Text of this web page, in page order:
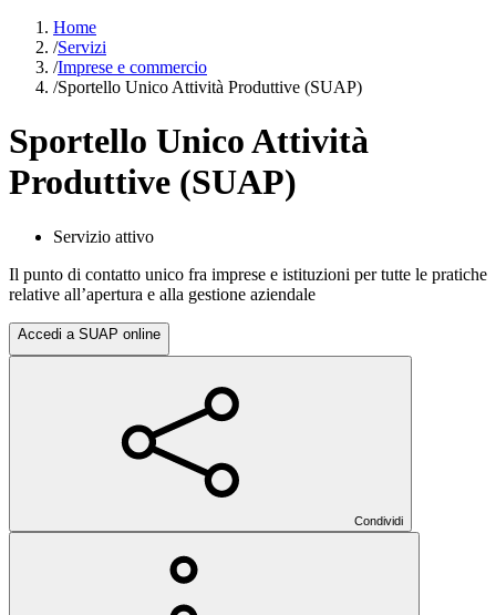
Home
/Servizi
/Imprese e commercio
/Sportello Unico Attività Produttive (SUAP)
Sportello Unico Attività
Produttive (SUAP)
Servizio attivo
Il punto di contatto unico fra imprese e istituzioni per tutte le pratiche
relative all’apertura e alla gestione aziendale
Accedi a SUAP online
Condividi